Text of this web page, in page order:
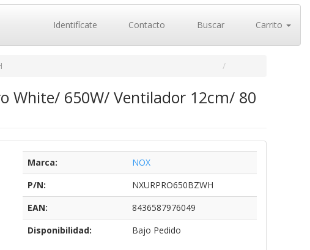
Identifícate Contacto Buscar Carrito
White/ 650W/ Ventilador 12cm/ 80
Marca:
NOX
P/N:
NXURPRO650BZWH
EAN:
8436587976049
Disponibilidad:
Bajo Pedido